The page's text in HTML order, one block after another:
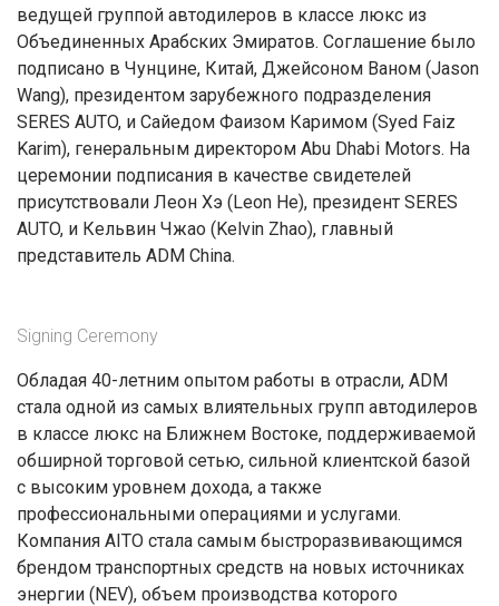
ведущей группой автодилеров в классе люкс из
Объединенных Арабских Эмиратов. Соглашение было
подписано в Чунцине, Китай, Джейсоном Ваном (Jason
Wang), президентом зарубежного подразделения
SERES AUTO, и Сайедом Фаизом Каримом (Syed Faiz
Karim), генеральным директором Abu Dhabi Motors. На
церемонии подписания в качестве свидетелей
присутствовали Леон Хэ (Leon He), президент SERES
AUTO, и Кельвин Чжао (Kelvin Zhao), главный
представитель ADM China.
Signing Ceremony
Обладая 40-летним опытом работы в отрасли, ADM
стала одной из самых влиятельных групп автодилеров
в классе люкс на Ближнем Востоке, поддерживаемой
обширной торговой сетью, сильной клиентской базой
с высоким уровнем дохода, а также
профессиональными операциями и услугами.
Компания AITO стала самым быстроразвивающимся
брендом транспортных средств на новых источниках
энергии (NEV), объем производства которого